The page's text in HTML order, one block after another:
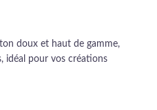
doux et haut de gamme,
idéal pour vos créations